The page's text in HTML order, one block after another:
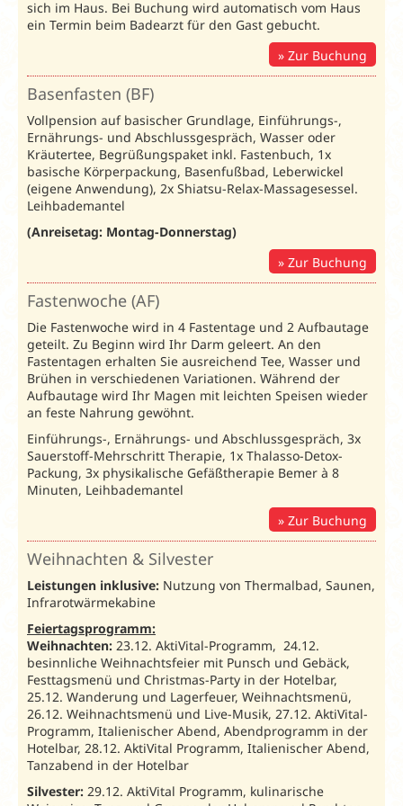
sich im Haus. Bei Buchung wird automatisch vom Haus
ein Termin beim Badearzt für den Gast gebucht.
Zur Buchung
Basenfasten (BF)
Vollpension auf basischer Grundlage, Einführungs-,
Ernährungs- und Abschlussgespräch, Wasser oder
Kräutertee, Begrüßungspaket inkl. Fastenbuch, 1x
basische Körperpackung, Basenfußbad, Leberwickel
(eigene Anwendung), 2x Shiatsu-Relax-Massagesessel.
Leihbademantel
(Anreisetag: Montag-Donnerstag)
Zur Buchung
Fastenwoche (AF)
Die Fastenwoche wird in 4 Fastentage und 2 Aufbautage
geteilt. Zu Beginn wird Ihr Darm geleert. An den
Fastentagen erhalten Sie ausreichend Tee, Wasser und
Brühen in verschiedenen Variationen. Während der
Aufbautage wird Ihr Magen mit leichten Speisen wieder
an feste Nahrung gewöhnt.
Einführungs-, Ernährungs- und Abschlussgespräch, 3x
Sauerstoff-Mehrschritt Therapie, 1x Thalasso-Detox-
Packung, 3x physikalische Gefäßtherapie Bemer à 8
Minuten, Leihbademantel
Zur Buchung
Weihnachten & Silvester
Leistungen inklusive: Nutzung von Thermalbad, Saunen,
Infrarotwärmekabine
Feiertagsprogramm:
Weihnachten: 23.12. AktiVital-Programm, 24.12.
besinnliche Weihnachtsfeier mit Punsch und Gebäck,
Festtagsmenü und Christmas-Party in der Hotelbar,
25.12. Wanderung und Lagerfeuer, Weihnachtsmenü,
26.12. Weihnachtsmenü und Live-Musik, 27.12. AktiVital-
Programm, Italienischer Abend, Abendprogramm in der
Hotelbar, 28.12. AktiVital Programm, Italienischer Abend,
Tanzabend in der Hotelbar
Silvester: 29.12. AktiVital Programm, kulinarische
/ Preise in € pro Person
Busanreise:Montag;
AktiVital:
72115
Unterbr. Bel.
05.01.-07.02.26
22.02.-28.02.26
08.11.-20.12.26
02.01.-03.01.26
08.02.-21.02.26
01.03.-27.08.26*
01.09.-07.11.26
DZ
Weinzierl
DZSW
EZ
61
Junior
Suite
JS1
Zuschlag Halbpension (H) 34
34
Erholung:mind. 7 ÜN.Amb. Vorsorgekur:mind. 21
ÜN.Kurtaxe: Ist vor Ort zu zahlen.
*Aufenthalt im Reisezeitraum27.08.-31.08.26nicht möglich.
Erholung 2027/ Preise in € pro Person und
Busanreise:Montag;Individuelle Anreise:
10.02.-14.03.27
04.04.-30.04.27
06.11.-22.12.27
01.02.-09.02.27
15.03.-03.04.27
17.10.-05.11.27
Weinzierl
DZSW 2 54 58
EZ
Standard
EZS
Junior
Suite
JS1 2 65 69
Zuschlag Halbpension (H) 35
35
Mind. 7 ÜN.Kurtaxe:Ist vor Ort zu zahlen.
*Aufenthalt im Reisezeitraum